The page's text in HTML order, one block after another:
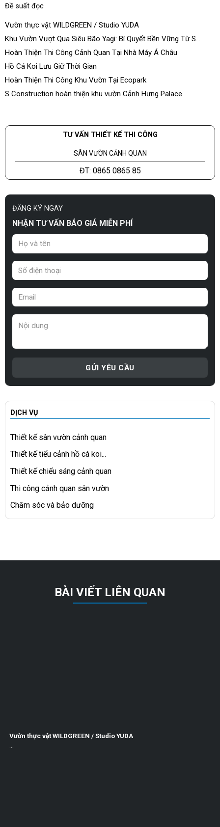
Đề suất đọc
Vườn thực vật WILDGREEN / Studio YUDA
Khu Vườn Vượt Qua Siêu Bão Yagi: Bí Quyết Bền Vững Từ S
Construction
Hoàn Thiện Thi Công Cảnh Quan Tại Nhà Máy Á Châu
Hồ Cá Koi Lưu Giữ Thời Gian
Hoàn Thiện Thi Công Khu Vườn Tại Ecopark
S Construction hoàn thiện khu vườn Cảnh Hưng Palace
TƯ VẤN THIẾT KẾ THI CÔNG
SÂN VƯỜN CẢNH QUAN
ĐT: 0865 0865 85
ĐĂNG KÝ NGAY
NHẬN TƯ VẤN BÁO GIÁ MIỄN PHÍ
DỊCH VỤ
Thiết kế sân vườn cảnh quan
Thiết kế tiểu cảnh hồ cá koi...
Thiết kế chiếu sáng cảnh quan
Thi công cảnh quan sân vườn
Chăm sóc và bảo dưỡng
BÀI VIẾT LIÊN QUAN
Vườn thực vật WILDGREEN / Studio YUDA